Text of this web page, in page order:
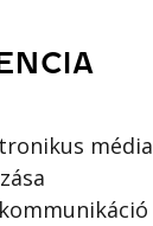
média